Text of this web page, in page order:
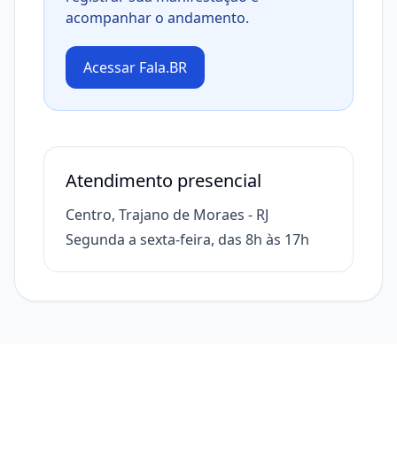
acompanhar o andamento.
Acessar Fala.BR
Atendimento presencial
Centro, Trajano de Moraes - RJ
Segunda a sexta-feira, das 8h às 17h